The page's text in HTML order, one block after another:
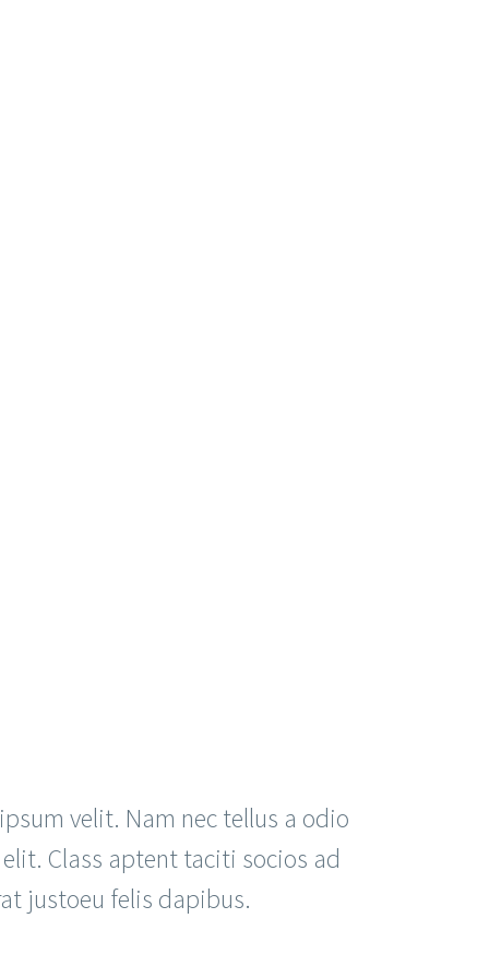
velit. Nam nec tellus a odio
Class aptent taciti socios ad
justoeu felis dapibus.